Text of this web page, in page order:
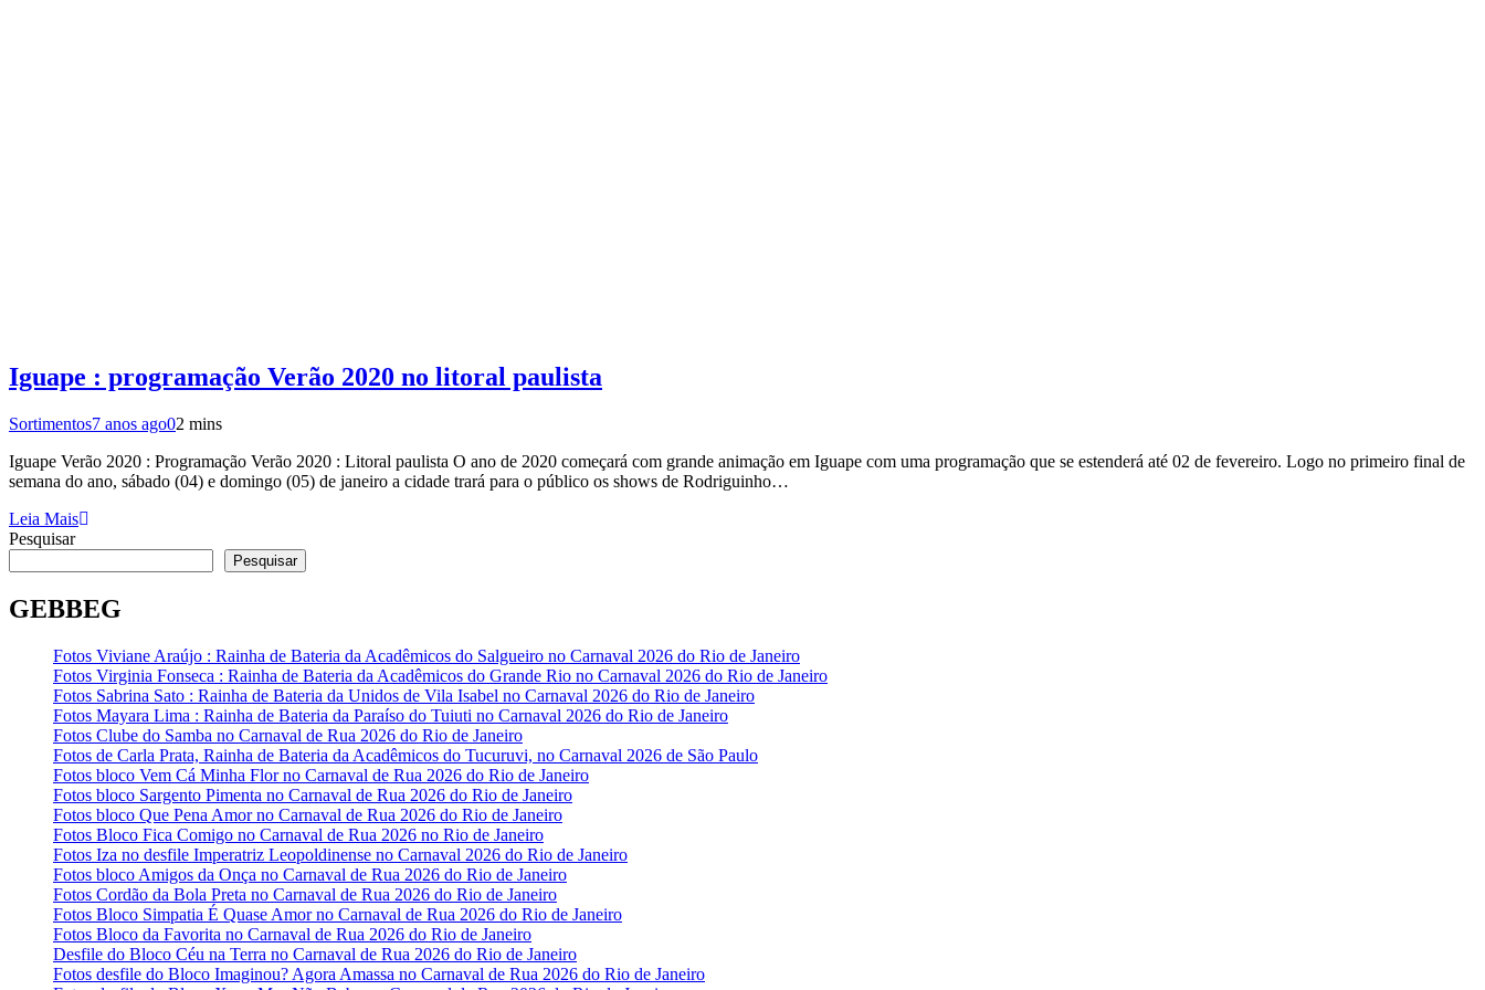
Iguape : programação Verão 2020 no litoral paulista
Sortimentos7 anos ago02 mins
Iguape Verão 2020 : Programação Verão 2020 : Litoral paulista O ano de 2020 começará com grande animação em Iguape com uma programação que se estenderá até 02 de fevereiro. Logo no primeiro final de
semana do ano, sábado (04) e domingo (05) de janeiro a cidade trará para o público os shows de Rodriguinho…
Leia Mais
Pesquisar
Pesquisar
GEBBEG
Fotos Viviane Araújo : Rainha de Bateria da Acadêmicos do Salgueiro no Carnaval 2026 do Rio de Janeiro
Fotos Virginia Fonseca : Rainha de Bateria da Acadêmicos do Grande Rio no Carnaval 2026 do Rio de Janeiro
Fotos Sabrina Sato : Rainha de Bateria da Unidos de Vila Isabel no Carnaval 2026 do Rio de Janeiro
Fotos Mayara Lima : Rainha de Bateria da Paraíso do Tuiuti no Carnaval 2026 do Rio de Janeiro
Fotos Clube do Samba no Carnaval de Rua 2026 do Rio de Janeiro
Fotos de Carla Prata, Rainha de Bateria da Acadêmicos do Tucuruvi, no Carnaval 2026 de São Paulo
Fotos bloco Vem Cá Minha Flor no Carnaval de Rua 2026 do Rio de Janeiro
Fotos bloco Sargento Pimenta no Carnaval de Rua 2026 do Rio de Janeiro
Fotos bloco Que Pena Amor no Carnaval de Rua 2026 do Rio de Janeiro
Fotos Bloco Fica Comigo no Carnaval de Rua 2026 no Rio de Janeiro
Fotos Iza no desfile Imperatriz Leopoldinense no Carnaval 2026 do Rio de Janeiro
Fotos bloco Amigos da Onça no Carnaval de Rua 2026 do Rio de Janeiro
Fotos Cordão da Bola Preta no Carnaval de Rua 2026 do Rio de Janeiro
Fotos Bloco Simpatia É Quase Amor no Carnaval de Rua 2026 do Rio de Janeiro
Fotos Bloco da Favorita no Carnaval de Rua 2026 do Rio de Janeiro
Desfile do Bloco Céu na Terra no Carnaval de Rua 2026 do Rio de Janeiro
Fotos desfile do Bloco Imaginou? Agora Amassa no Carnaval de Rua 2026 do Rio de Janeiro